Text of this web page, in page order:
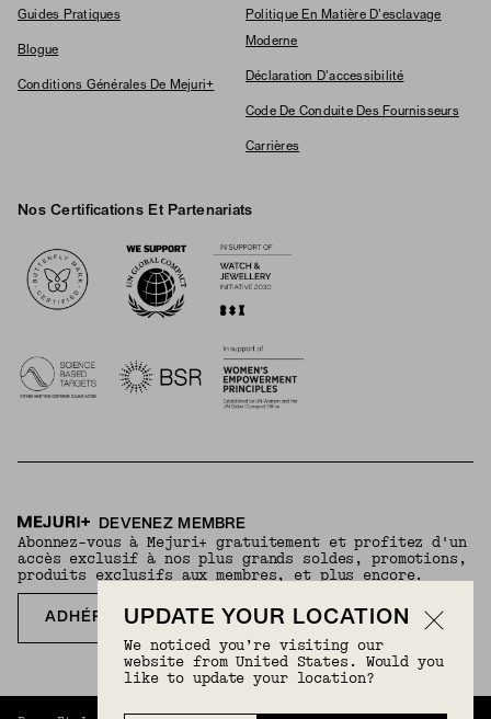
Guides Pratiques
Blogue
Conditions Générales De Mejuri+
Politique En Matière D'esclavage
Moderne
Déclaration D'accessibilité
Code De Conduite Des Fournisseurs
Carrières
Nos Certifications Et Partenariats
DEVENEZ MEMBRE
Abonnez-vous à Mejuri+ gratuitement et profitez d'un
accès exclusif à nos plus grands soldes, promotions,
produits exclusifs aux membres, et plus encore.
ADHÉREZ GRATUITEMENT
UPDATE YOUR LOCATION
We noticed you’re visiting our
website from United States. Would you
like to update your location?